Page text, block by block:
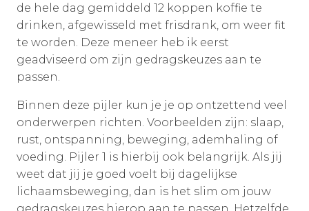
de hele dag gemiddeld 12 koppen koffie te
drinken, afgewisseld met frisdrank, om weer fit
te worden. Deze meneer heb ik eerst
geadviseerd om zijn gedragskeuzes aan te
passen.
Binnen deze pijler kun je je op ontzettend veel
onderwerpen richten. Voorbeelden zijn: slaap,
rust, ontspanning, beweging, ademhaling of
voeding. Pijler 1 is hierbij ook belangrijk. Als jij
weet dat jij je goed voelt bij dagelijkse
lichaamsbeweging, dan is het slim om jouw